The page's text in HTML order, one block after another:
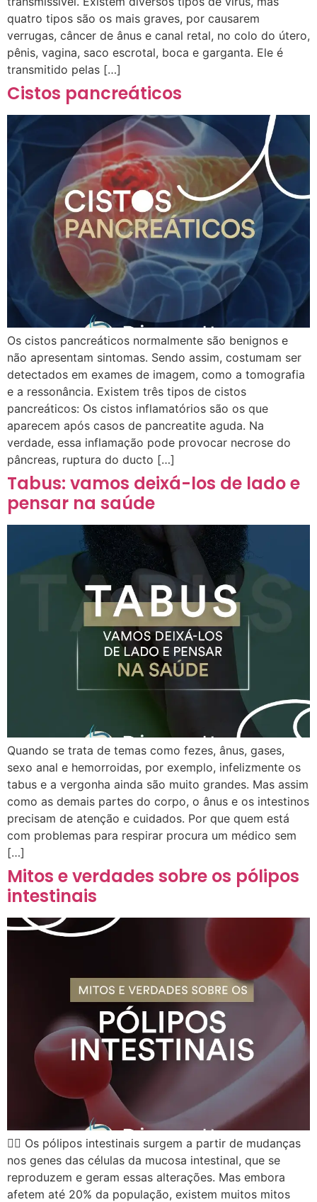
quatro tipos são os mais graves, por causarem
verrugas, câncer de ânus e canal retal, no colo do útero,
pênis, vagina, saco escrotal, boca e garganta. Ele é
transmitido pelas […]
Cistos pancreáticos
Os cistos pancreáticos normalmente são benignos e
não apresentam sintomas. Sendo assim, costumam ser
detectados em exames de imagem, como a tomografia
e a ressonância. Existem três tipos de cistos
pancreáticos: Os cistos inflamatórios são os que
aparecem após casos de pancreatite aguda. Na
verdade, essa inflamação pode provocar necrose do
pâncreas, ruptura do ducto […]
Tabus: vamos deixá-los de lado e
pensar na saúde
Quando se trata de temas como fezes, ânus, gases,
sexo anal e hemorroidas, por exemplo, infelizmente os
tabus e a vergonha ainda são muito grandes. Mas assim
como as demais partes do corpo, o ânus e os intestinos
precisam de atenção e cuidados. Por que quem está
com problemas para respirar procura um médico sem
[…]
Mitos e verdades sobre os pólipos
intestinais
👉🏻 Os pólipos intestinais surgem a partir de mudanças
nos genes das células da mucosa intestinal, que se
reproduzem e geram essas alterações. Mas embora
afetem até 20% da população, existem muitos mitos